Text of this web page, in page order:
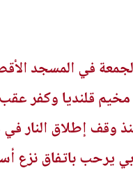
قلنديا وكفر
يرحب باتفاق